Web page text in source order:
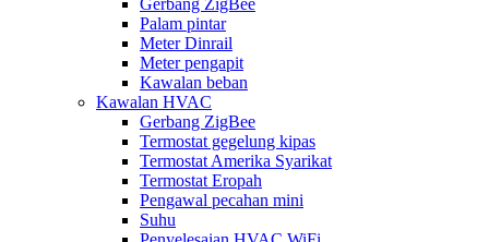
Gerbang ZigBee
Palam pintar
Meter Dinrail
Meter pengapit
Kawalan beban
Kawalan HVAC
Gerbang ZigBee
Termostat gegelung kipas
Termostat Amerika Syarikat
Termostat Eropah
Pengawal pecahan mini
Suhu